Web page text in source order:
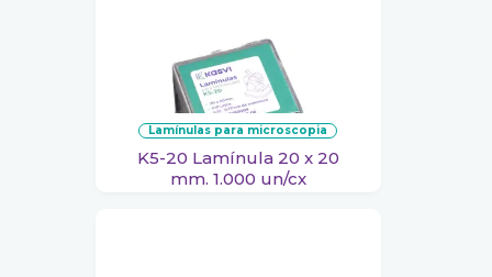
lamínulas para microscopia
K5-20 Lamínula 20 x 20
mm. 1.000 un/cx